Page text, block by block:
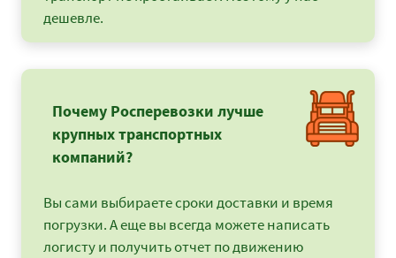
дешевле.
Почему Росперевозки лучше
крупных транспортных
компаний?
Вы сами выбираете сроки доставки и время
погрузки. А еще вы всегда можете написать
логисту и получить отчет по движению